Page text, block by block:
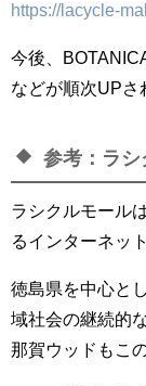
https://lacycle-
今後、
などが順次UPさ
参考：ラシ
ラシクルモールは
るインターネッ
徳島県を中心と
域社会の継続的
那賀ウッドもこ